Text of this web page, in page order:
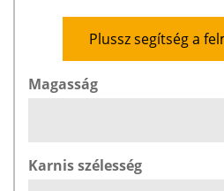
Plussz segítség a
Magasság
Karnis szélesség